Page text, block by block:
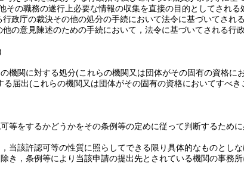
その職務の遂行上必要な情報の収集を直接の目的としてされる
政庁の裁決その他の処分の手続において法令に基づいてされ
の意見陳述のための手続において，法令に基づいてされる行
機関に対する処分(これらの機関又は団体がその固有の資格に
る届出(これらの機関又は団体がその固有の資格においてすべ
等をするかどうかをその条例等の定めに従って判断するため
当該許認可等の性質に照らしてできる限り具体的なものとしな
き，条例等により当該申請の提出先とされている機関の事務